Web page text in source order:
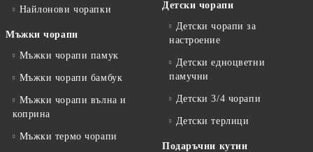
Найлонови чорапки
Мъжки чорапи
Мъжки чорапи памук
Мъжки чорапи бамбук
Мъжки чорапи вълна и
коприна
Мъжки термо чорапи
Детски чорапи
Детски чорапи за
настроение
Детски едноцветни
памучни
Детски 3/4 чорапи
Детски терлици
Подаръчни кутии